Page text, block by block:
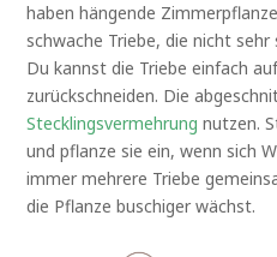
haben hängende
schwache Triebe, die nicht sehr
Du kannst die Triebe einfach
zurückschneiden. Die
Stecklingsvermehrung nutzen.
und pflanze sie ein, wenn sich
immer mehrere Triebe
die Pflanze buschiger wächst.